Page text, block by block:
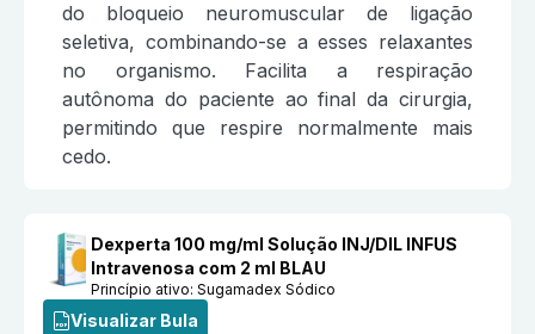
do bloqueio neuromuscular de ligação
seletiva, combinando-se a esses relaxantes
no organismo. Facilita a respiração
autônoma do paciente ao final da cirurgia,
permitindo que respire normalmente mais
cedo.
Dexperta 100 mg/ml Solução INJ/DIL INFUS
Intravenosa com 2 ml BLAU
Princípio ativo:Sugamadex Sódico
Visualizar Bula